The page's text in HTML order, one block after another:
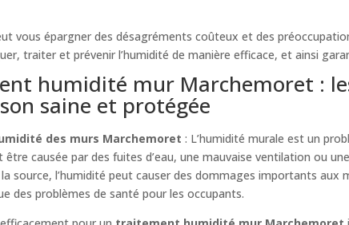
vous épargner des désagréments coûteux et des
traiter et prévenir l’humidité de manière efficace, et ainsi
humidité mur Marchemoret :
saine et protégée
des murs Marchemoret : L’humidité murale est un
être causée par des fuites d’eau, une mauvaise ventilation ou
source, l’humidité peut causer des dommages importants aux
des problèmes de santé pour les occupants.